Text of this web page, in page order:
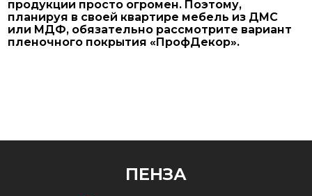
продукции просто огромен. Поэтому,
планируя в своей квартире мебель из ДМС
или МДФ, обязательно рассмотрите вариант
пленочного покрытия «ПрофДекор».
ПЕНЗА